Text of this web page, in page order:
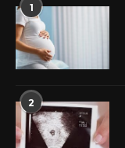
1
2